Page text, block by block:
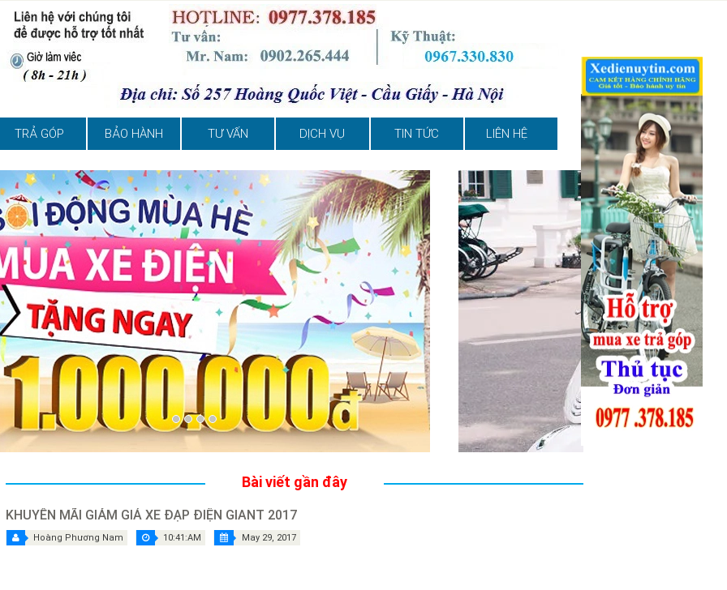
TRẢ GÓP BẢO HÀNH TƯ VẤN DỊCH VỤ TIN TỨC LIÊN HỆ
Bài viết gần đây
KHUYẾN MÃI GIẢM GIÁ XE ĐẠP ĐIỆN GIANT 2017
Hoàng Phương Nam 10:41:AM May 29, 2017